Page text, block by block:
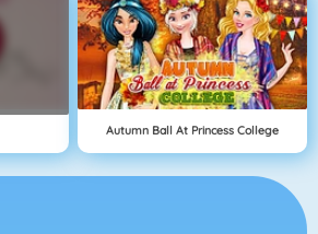
Autumn Ball At Princess College